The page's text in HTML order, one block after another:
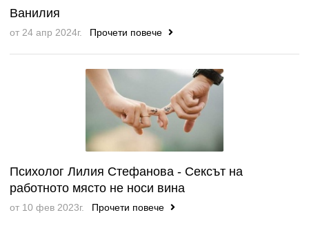
Ванилия
от 24 апр 2024г. Прочети повече
Психолог Лилия Стефанова - Сексът на
работното място не носи вина
от 10 фев 2023г. Прочети повече